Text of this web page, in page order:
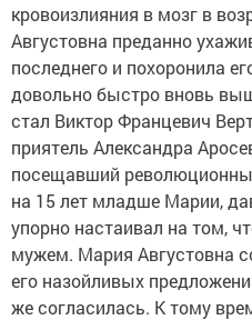
кровоизлияния в мозг в
Августовна преданно
последнего и похоронила
довольно быстро вновь
стал Виктор Францевич
приятель Александра
посещавший
на 15 лет младше Марии,
упорно настаивал на том,
мужем. Мария Августовна
его назойливых
же согласилась. К тому